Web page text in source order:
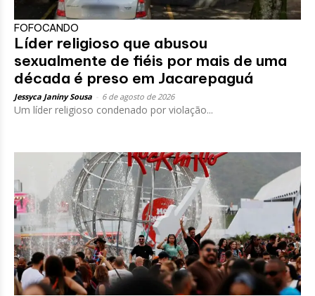
FOFOCANDO
Líder religioso que abusou
sexualmente de fiéis por mais de uma
década é preso em Jacarepaguá
Jessyca Janiny Sousa 6 de agosto de 2026
Um líder religioso condenado por violação...